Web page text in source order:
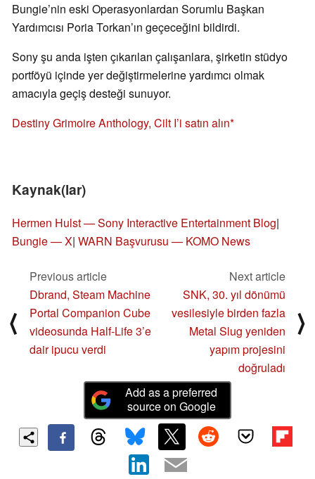
Bungie’nin eski Operasyonlardan Sorumlu Başkan
Yardımcısı Poria Torkan’ın geçeceğini bildirdi.
Sony şu anda işten çıkarılan çalışanlara, şirketin stüdyo
portföyü içinde yer değiştirmelerine yardımcı olmak
amacıyla geçiş desteği sunuyor.
Destiny Grimoire Anthology, Cilt I’i satın alın
Kaynak(lar)
Hermen Hulst — Sony Interactive Entertainment Blog|
Bungie — X| WARN Başvurusu — KOMO News
⟨
Previous article
Dbrand, Steam Machine
Portal Companion Cube
videosunda Half-Life 3’e
dair ipucu verdi
Next article
SNK, 30. yıl dönümü
vesilesiyle birden fazla
Metal Slug yeniden
yapım projesini
doğruladı
⟩
Add as a preferred
source on Google